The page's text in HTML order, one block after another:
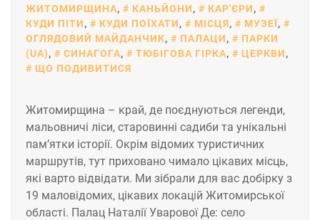
ЖИТОМИРЩИНА, КАНЬЙОНИ, КАР'ЄРИ,
КУДИ ПІТИ, КУДИ ПОЇХАТИ, МІСЦЯ, МУЗЕЇ,
ОГЛЯДОВИЙ МАЙДАНЧИК, ПАЛАЦИ,
ПАРКИ
(UA), СИНАГОГА, ТЮБІГОВА ГІРКА, ЦЕРКВИ,
ЩО ПОДИВИТИСЯ
Житомирщина – край, де поєднуються легенди,
мальовничі ліси, старовинні садиби та унікальні
пам’ятки історії. Окрім відомих туристичних
маршрутів, тут приховано чимало цікавих місць,
які варто відвідати. Ми зібрали для вас добірку з
19 маловідомих, цікавих локацій Житомирської
області. Палац Наталії Уварової Де: село